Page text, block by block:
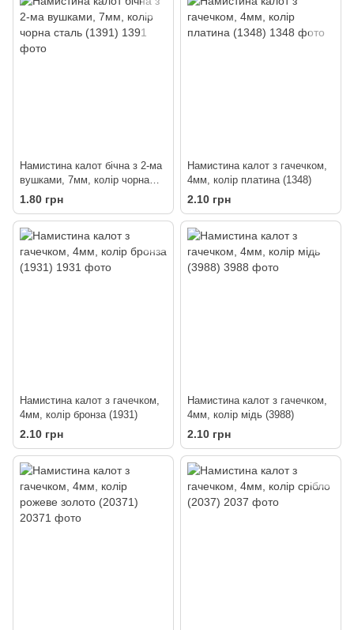
Намистина калот бічна з 2-ма
вушками, 7мм, колір чорна
сталь (1391)
1.80 грн
Намистина калот з гачечком,
4мм, колір платина (1348)
2.10 грн
Намистина калот з гачечком,
4мм, колір бронза (1931)
2.10 грн
Намистина калот з гачечком,
4мм, колір мідь (3988)
2.10 грн